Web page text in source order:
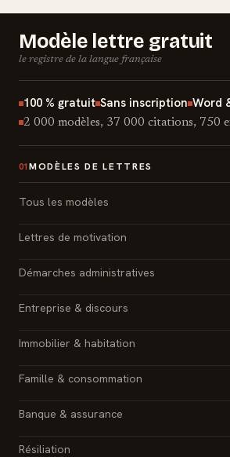
Modèle lettre gratuit
le registre de la langue française
100 % gratuit Sans inscription Word
2 000 modèles, 37 000 citations, 750
01 MODÈLES DE LETTRES
Tous les modèles
Lettres de motivation
Démarches administratives
Entreprise & discours
Immobilier & habitation
Famille & consommation
Banque & assurance
Résiliation